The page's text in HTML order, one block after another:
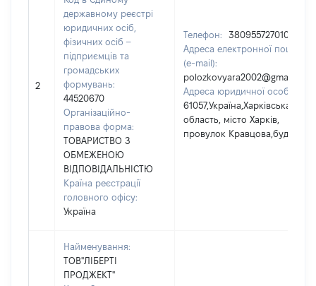
2
державному реєстрі
юридичних осіб,
фізичних осіб –
підприємців та
громадських
формувань:
44520670
Організаційно-
правова форма:
ТОВАРИСТВО З
ОБМЕЖЕНОЮ
ВІДПОВІДАЛЬНІСТЮ
Країна реєстрації
головного офісу:
Україна
Телефон:
380955727010
Адреса електронної пошти
(e-mail):
polozkovyara2002@gmail.com
Адреса юридичної особи:
61057,Україна,Харківська
область, місто Харків,
провулок Кравцова,буд.19
Найменування:
ТОВ"ЛІБЕРТІ
ПРОДЖЕКТ"